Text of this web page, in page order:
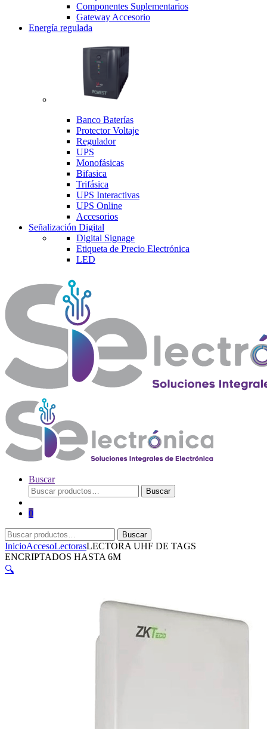
Componentes Suplementarios
Gateway Accesorio
Energía regulada
Banco Baterías
Protector Voltaje
Regulador
UPS
Monofásicas
Bifasica
Trifásica
UPS Interactivas
UPS Online
Accesorios
Señalización Digital
Digital Signage
Etiqueta de Precio Electrónica
LED
Buscar
Buscar
por:
Buscar
0
Buscar
por:
Buscar
InicioAccesoLectorasLECTORA UHF DE TAGS
ENCRIPTADOS HASTA 6M
🔍